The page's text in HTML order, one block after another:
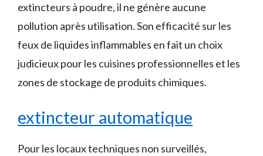
extincteurs à poudre, il ne génère aucune
pollution après utilisation. Son efficacité sur les
feux de liquides inflammables en fait un choix
judicieux pour les cuisines professionnelles et les
zones de stockage de produits chimiques.
extincteur automatique
Pour les locaux techniques non surveillés,